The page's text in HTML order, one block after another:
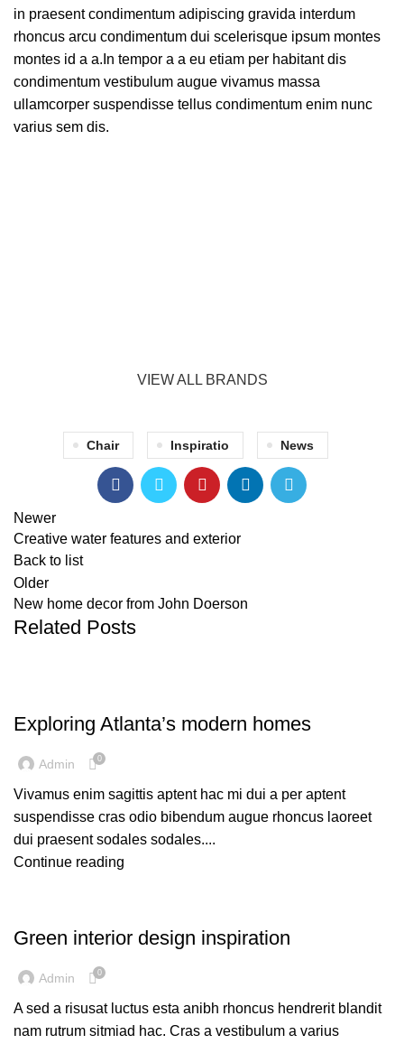
in praesent condimentum adipiscing gravida interdum
rhoncus arcu condimentum dui scelerisque ipsum montes
montes id a a.In tempor a a eu etiam per habitant dis
condimentum vestibulum augue vivamus massa
ullamcorper suspendisse tellus condimentum enim nunc
varius sem dis.
VIEW ALL BRANDS
Chair Inspiratio News
Newer
Creative water features and exterior
Back to list
Older
New home decor from John Doerson
Related Posts
Exploring Atlanta’s modern homes
Admin 0
Vivamus enim sagittis aptent hac mi dui a per aptent
suspendisse cras odio bibendum augue rhoncus laoreet
dui praesent sodales sodales....
Continue reading
Green interior design inspiration
Admin 0
A sed a risusat luctus esta anibh rhoncus hendrerit blandit
nam rutrum sitmiad hac. Cras a vestibulum a varius